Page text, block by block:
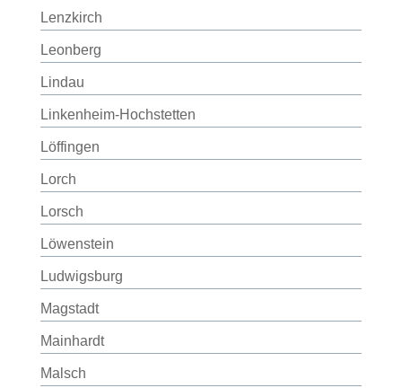
Lenzkirch
Leonberg
Lindau
Linkenheim-Hochstetten
Löffingen
Lorch
Lorsch
Löwenstein
Ludwigsburg
Magstadt
Mainhardt
Malsch